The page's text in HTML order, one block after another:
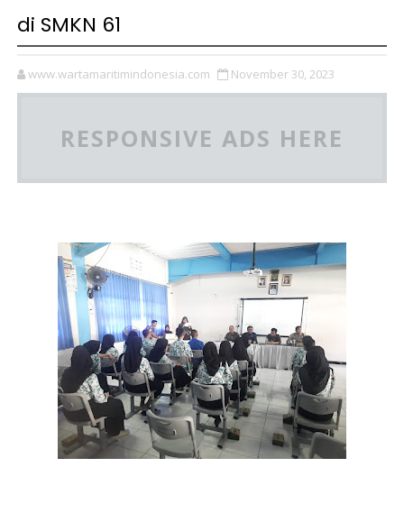
di SMKN 61
www.wartamaritimindonesia.com November 30, 2023
RESPONSIVE ADS HERE